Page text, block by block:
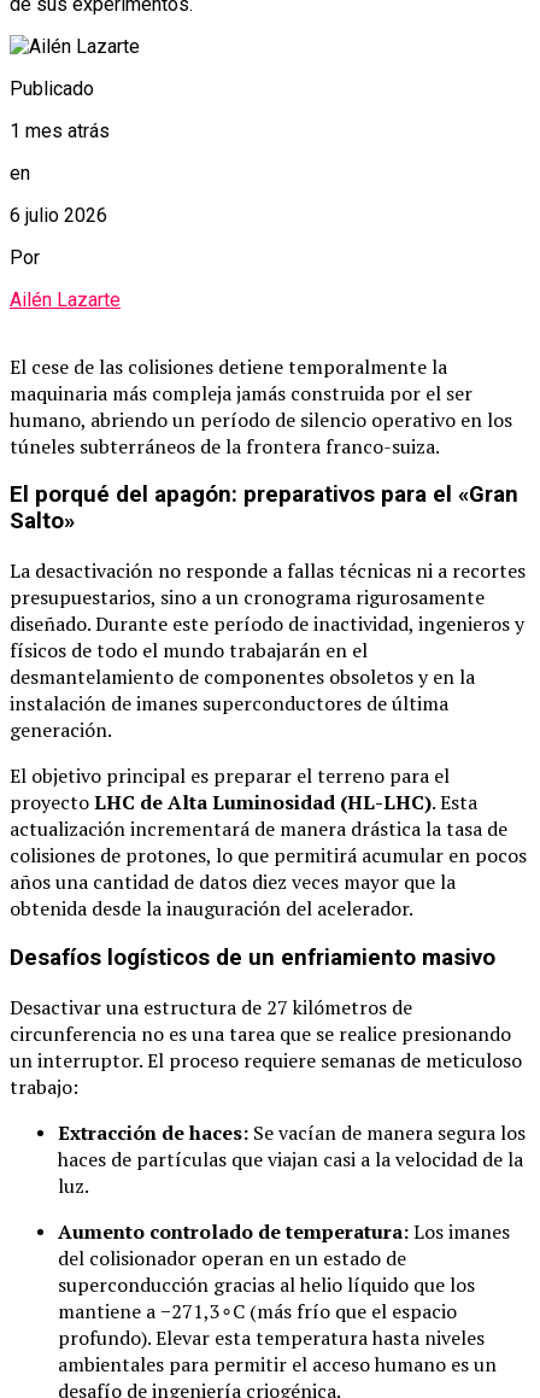
Publicado
1 mes atrás
en
6 julio 2026
Por
Ailén Lazarte
El cese de las colisiones detiene temporalmente la
maquinaria más compleja jamás construida por el ser
humano, abriendo un período de silencio operativo en los
túneles subterráneos de la frontera franco-suiza.
El porqué del apagón: preparativos para el «Gran
Salto»
La desactivación no responde a fallas técnicas ni a recortes
presupuestarios, sino a un cronograma rigurosamente
diseñado. Durante este período de inactividad, ingenieros y
físicos de todo el mundo trabajarán en el
desmantelamiento de componentes obsoletos y en la
instalación de imanes superconductores de última
generación.
El objetivo principal es preparar el terreno para el
proyectoLHC de Alta Luminosidad (HL-LHC). Esta
actualización incrementará de manera drástica la tasa de
colisiones de protones, lo que permitirá acumular en pocos
años una cantidad de datos diez veces mayor que la
obtenida desde la inauguración del acelerador.
Desafíos logísticos de un enfriamiento masivo
Desactivar una estructura de 27 kilómetros de
circunferencia no es una tarea que se realice presionando
un interruptor. El proceso requiere semanas de meticuloso
trabajo:
Extracción de haces: Se vacían de manera segura los
haces de partículas que viajan casi a la velocidad de la
luz.
Aumento controlado de temperatura:Los imanes
del colisionador operan en un estado de
superconducción gracias al helio líquido que los
mantiene a−271,3∘C (más frío que el espacio
profundo). Elevar esta temperatura hasta niveles
ambientales para permitir el acceso humano es un
desafío de ingeniería criogénica.